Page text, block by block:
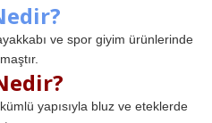
ve spor giyim ürünlerinde
yapısıyla bluz ve eteklerde